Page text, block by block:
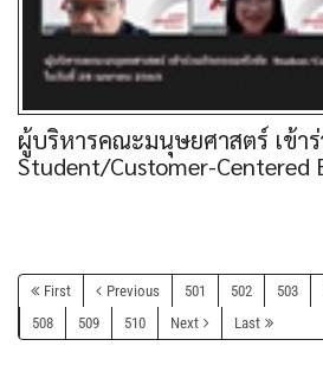
ผู้บริหารคณะมนุษยศาสตร์ เข้า
Student/Customer-Centered
First Previous 501 502 503
508
509 510 Next Last